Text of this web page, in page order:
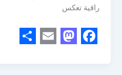
راقية تعكس